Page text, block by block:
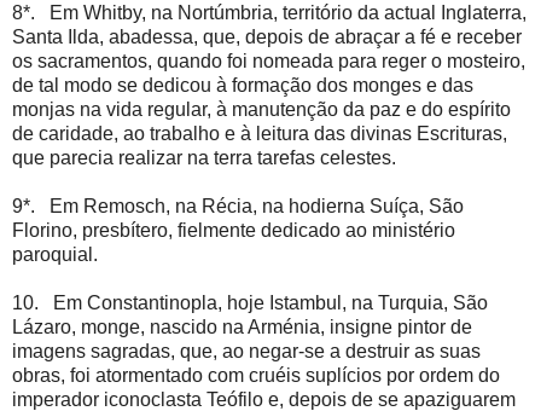
8*. Em Whitby, na Nortúmbria, território da actual Inglaterra,
Santa Ilda, abadessa, que, depois de abraçar a fé e receber
os sacramentos, quando foi nomeada para reger o mosteiro,
de tal modo se dedicou à formação dos monges e das
monjas na vida regular, à manutenção da paz e do espírito
de caridade, ao trabalho e à leitura das divinas Escrituras,
que parecia realizar na terra tarefas celestes.
9*. Em Remosch, na Récia, na hodierna Suíça, São
Florino, presbítero, fielmente dedicado ao ministério
paroquial.
10. Em Constantinopla, hoje Istambul, na Turquia, São
Lázaro, monge, nascido na Arménia, insigne pintor de
imagens sagradas, que, ao negar-se a destruir as suas
obras, foi atormentado com cruéis suplícios por ordem do
imperador iconoclasta Teófilo e, depois de se apaziguarem